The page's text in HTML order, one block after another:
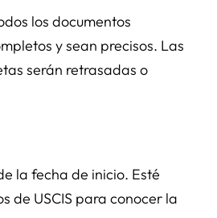
los documentos
y sean precisos. Las
serán retrasadas o
la fecha de inicio. Esté
de USCIS para conocer la